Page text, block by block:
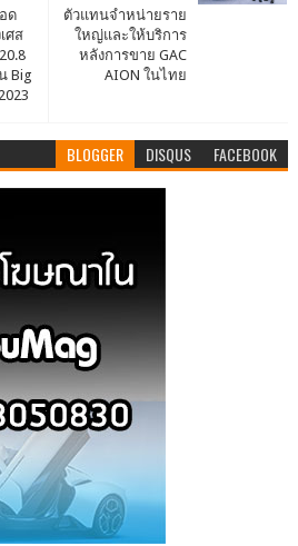
ตัวแทนจำหน่ายราย
ใหญ่และให้บริการ
หลังการขาย GAC
AION ในไทย
ด
ศส
Big
BLOGGER DISQUS FACEBOOK